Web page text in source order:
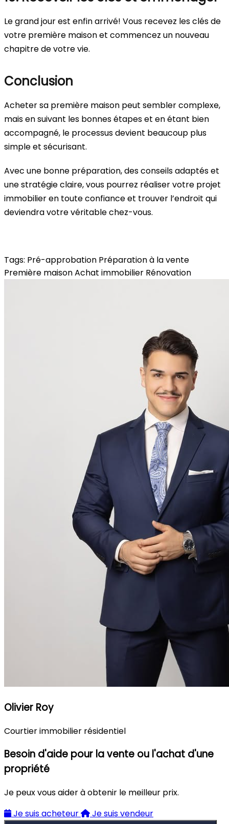
Le grand jour est enfin arrivé! Vous recevez les clés de
votre première maison et commencez un nouveau
chapitre de votre vie.
Conclusion
Acheter sa première maison peut sembler complexe,
mais en suivant les bonnes étapes et en étant bien
accompagné, le processus devient beaucoup plus
simple et sécurisant.
Avec une bonne préparation, des conseils adaptés et
une stratégie claire, vous pourrez réaliser votre projet
immobilier en toute confiance et trouver l’endroit qui
deviendra votre véritable chez-vous.
Tags: Pré-approbation Préparation à la vente
Première maisonAchat immobilier Rénovation
Olivier Roy
Courtier immobilier résidentiel
Besoin d'aide pour la vente ou l'achat d'une
propriété
Je peux vous aider à obtenir le meilleur prix.
Je suis acheteur
Je suis vendeur